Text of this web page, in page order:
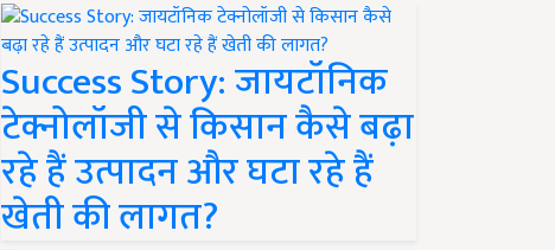
Success Story: जायटॉनिक
टेक्नोलॉजी से किसान कैसे बढ़ा
रहे हैं उत्पादन और घटा रहे हैं
खेती की लागत?